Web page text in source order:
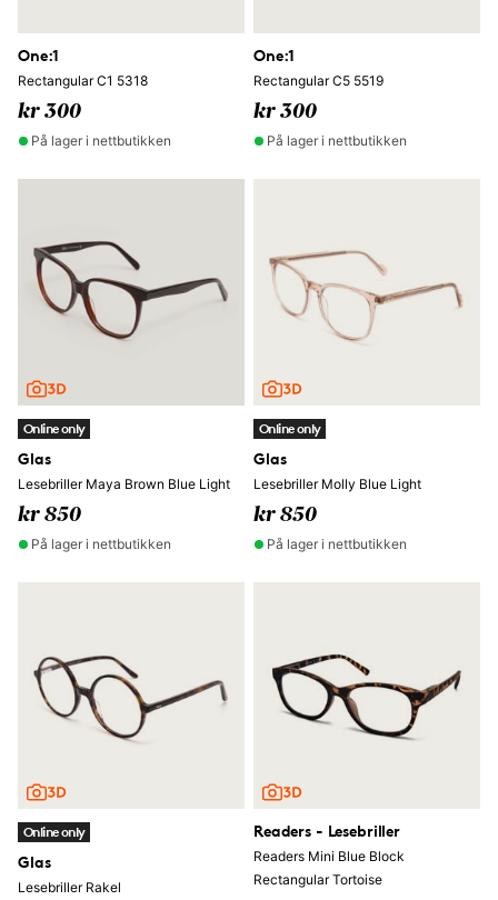
One:1
Rectangular C1 5318
kr 300
På lager i nettbutikken
One:1
Rectangular C5 5519
kr 300
På lager i nettbutikken
Online only
Glas
Lesebriller Maya Brown Blue Light
kr 850
På lager i nettbutikken
Online only
Glas
Lesebriller Molly Blue Light
kr 850
På lager i nettbutikken
Online only
Glas
Lesebriller Rakel
Readers - Lesebriller
Readers Mini Blue Block
Rectangular Tortoise